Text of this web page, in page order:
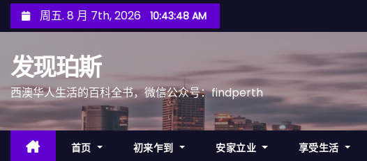
至
周五. 8 月 7th, 2026 10:43:51 AM
发现珀斯
西澳华人生活的百科全书，微信公众号：findperth
首页 初来乍到 安家立业 享受生活